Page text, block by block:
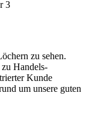
Handels-
Kunde
um unsere guten